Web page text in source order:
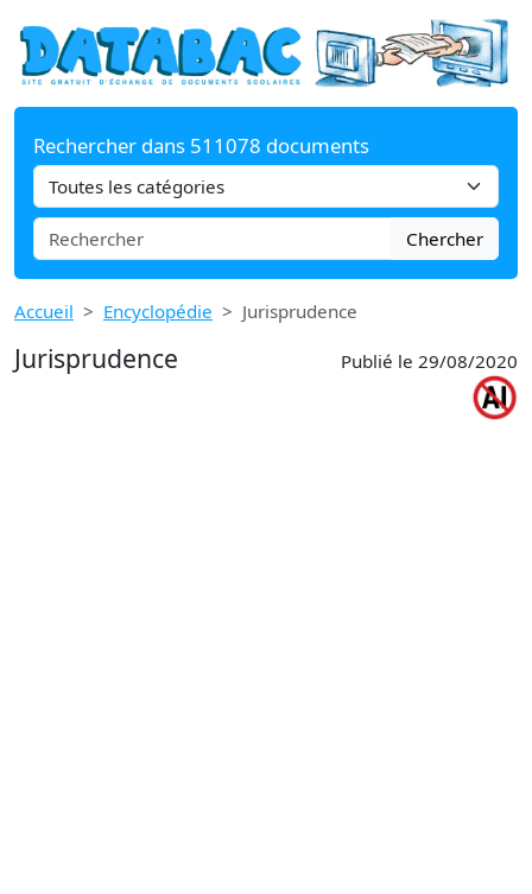
Rechercher dans 511078 documents
Chercher
Accueil Encyclopédie Jurisprudence
Jurisprudence Publié le 29/08/2020